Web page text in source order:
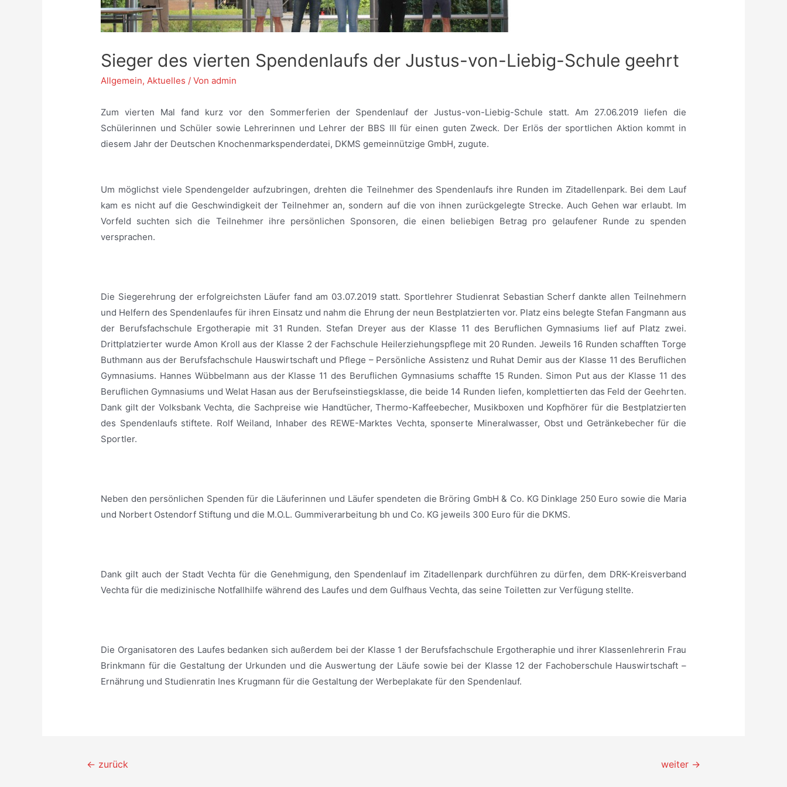
Sieger des vierten Spendenlaufs der Justus-von-Liebig-Schule geehrt
Allgemein,Aktuelles / Vonadmin
Zum vierten Mal fand kurz vor den Sommerferien der Spendenlauf der Justus-von-Liebig-Schule statt. Am 27.06.2019 liefen die
Schülerinnen und Schüler sowie Lehrerinnen und Lehrer der BBS III für einen guten Zweck. Der Erlös der sportlichen Aktion kommt in
diesem Jahr der Deutschen Knochenmarkspenderdatei, DKMS gemeinnützige GmbH, zugute.
Um möglichst viele Spendengelder aufzubringen, drehten die Teilnehmer des Spendenlaufs ihre Runden im Zitadellenpark. Bei dem Lauf
kam es nicht auf die Geschwindigkeit der Teilnehmer an, sondern auf die von ihnen zurückgelegte Strecke. Auch Gehen war erlaubt. Im
Vorfeld suchten sich die Teilnehmer ihre persönlichen Sponsoren, die einen beliebigen Betrag pro gelaufener Runde zu spenden
versprachen.
Die Siegerehrung der erfolgreichsten Läufer fand am 03.07.2019 statt. Sportlehrer Studienrat Sebastian Scherf dankte allen Teilnehmern
und Helfern des Spendenlaufes für ihren Einsatz und nahm die Ehrung der neun Bestplatzierten vor. Platz eins belegte Stefan Fangmann aus
der Berufsfachschule Ergotherapie mit 31 Runden. Stefan Dreyer aus der Klasse 11 des Beruflichen Gymnasiums lief auf Platz zwei.
Drittplatzierter wurde Amon Kroll aus der Klasse 2 der Fachschule Heilerziehungspflege mit 20 Runden. Jeweils 16 Runden schafften Torge
Buthmann aus der Berufsfachschule Hauswirtschaft und Pflege – Persönliche Assistenz und Ruhat Demir aus der Klasse 11 des Beruflichen
Gymnasiums. Hannes Wübbelmann aus der Klasse 11 des Beruflichen Gymnasiums schaffte 15 Runden. Simon Put aus der Klasse 11 des
Beruflichen Gymnasiums und Welat Hasan aus der Berufseinstiegsklasse, die beide 14 Runden liefen, komplettierten das Feld der Geehrten.
Dank gilt der Volksbank Vechta, die Sachpreise wie Handtücher, Thermo-Kaffeebecher, Musikboxen und Kopfhörer für die Bestplatzierten
des Spendenlaufs stiftete. Rolf Weiland, Inhaber des REWE-Marktes Vechta, sponserte Mineralwasser, Obst und Getränkebecher für die
Sportler.
Neben den persönlichen Spenden für die Läuferinnen und Läufer spendeten die Bröring GmbH & Co. KG Dinklage 250 Euro sowie die Maria
und Norbert Ostendorf Stiftung und die M.O.L. Gummiverarbeitung bh und Co. KG jeweils 300 Euro für die DKMS.
Dank gilt auch der Stadt Vechta für die Genehmigung, den Spendenlauf im Zitadellenpark durchführen zu dürfen, dem DRK-Kreisverband
Vechta für die medizinische Notfallhilfe während des Laufes und dem Gulfhaus Vechta, das seine Toiletten zur Verfügung stellte.
Die Organisatoren des Laufes bedanken sich außerdem bei der Klasse 1 der Berufsfachschule Ergotheraphie und ihrer Klassenlehrerin Frau
Brinkmann für die Gestaltung der Urkunden und die Auswertung der Läufe sowie bei der Klasse 12 der Fachoberschule Hauswirtschaft –
Ernährung und Studienratin Ines Krugmann für die Gestaltung der Werbeplakate für den Spendenlauf.
Beitragsnavigation
← zurück weiter →